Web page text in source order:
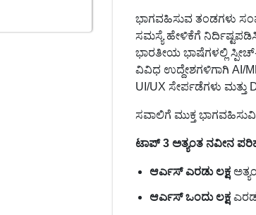
ಭಾಗವಹಿಸುವ ತಂಡಗಳು
ಸಮಸ್ಯೆ ಹೇಳಿಕೆಗೆ
ಭಾರತೀಯ ಭಾಷೆಗಳಲ್ಲಿ
ವಿವಿಧ ಉದ್ದೇಶಗಳಿಗಾಗಿ AI/
UI/UX ಸೇರ್ಪಡೆಗಳು
ಸವಾಲಿಗೆ ಮುಕ್ತ
ಟಾಪ್ 3 ಅತ್ಯಂತ ನವೀನ
ಆರ್ಎಸ್ ಎರಡು ಲಕ್ಷ
ಆರ್ಎಸ್ ಒಂದು ಲಕ್ಷ